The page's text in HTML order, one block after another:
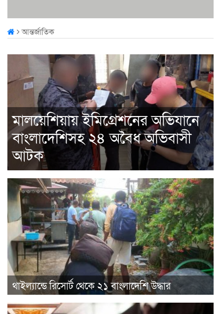
আন্তর্জাতিক
মালয়েশিয়ায় ইমিগ্রেশনের অভিযানে
বাংলাদেশিসহ ২৪ অবৈধ অভিবাসী
আটক
থাইল্যান্ডে রিসোর্ট থেকে ২১ বাংলাদেশি উদ্ধার